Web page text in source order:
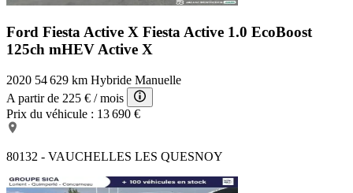
Ford Fiesta Active X Fiesta Active 1.0 EcoBoost
125ch mHEV Active X
2020 54 629 km Hybride Manuelle
A partir de 225 € / mois
Prix du véhicule : 13 690 €
80132 - VAUCHELLES LES QUESNOY